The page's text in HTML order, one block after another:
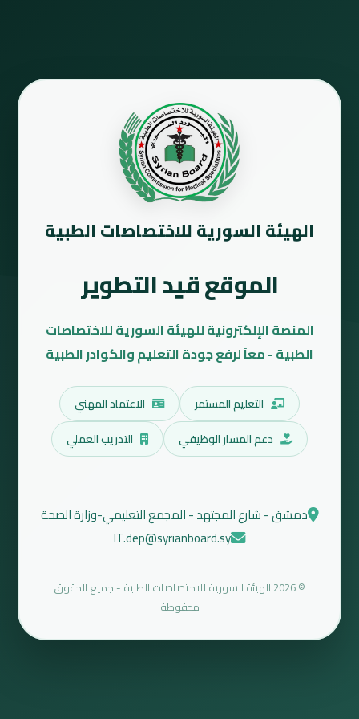
الهيئة السورية للاختصاصات الطبية
الموقع قيد التطوير
المنصة الإلكترونية للهيئة السورية للاختصاصات
الطبية - معاً لرفع جودة التعليم والكوادر الطبية
التعليم المستمر
الاعتماد المهني
دعم المسار الوظيفي
التدريب العملي
دمشق - شارع المجتهد - المجمع التعليمي-وزارة الصحة
IT.dep@syrianboard.sy
© 2026 الهيئة السورية للاختصاصات الطبية - جميع الحقوق
محفوظة